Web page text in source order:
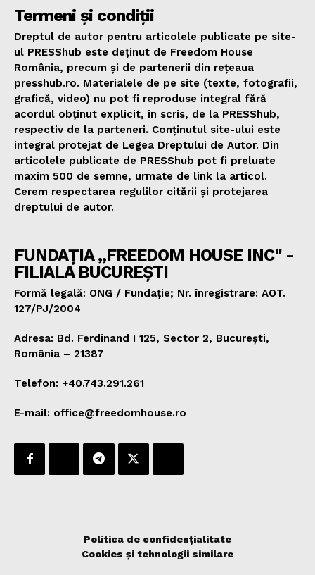
Termeni și condiții
Dreptul de autor pentru articolele publicate pe site-
ul PRESShub este deținut de Freedom House
România, precum și de partenerii din rețeaua
presshub.ro. Materialele de pe site (texte, fotografii,
grafică, video) nu pot fi reproduse integral fără
acordul obținut explicit, în scris, de la PRESShub,
respectiv de la parteneri. Conținutul site-ului este
integral protejat de Legea Dreptului de Autor. Din
articolele publicate de PRESShub pot fi preluate
maxim 500 de semne, urmate de link la articol.
Cerem respectarea regulilor citării și protejarea
dreptului de autor.
FUNDAȚIA „FREEDOM HOUSE INC" -
FILIALA BUCUREȘTI
Formă legală: ONG / Fundație; Nr. înregistrare: AOT.
127/PJ/2004
Adresa: Bd. Ferdinand I 125, Sector 2, București,
România – 21387
Telefon: +40.743.291.261
E-mail: office@freedomhouse.ro
Politica de confidențialitate
Cookies și tehnologii similare